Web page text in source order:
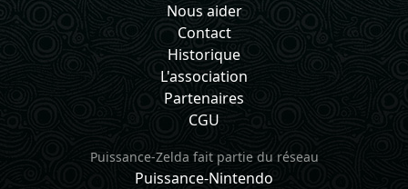
Nous aider
Contact
Historique
L'association
Partenaires
CGU
Puissance-Zelda fait partie du réseau
Puissance-Nintendo